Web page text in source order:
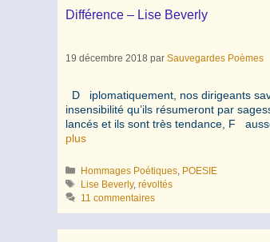
Différence – Lise Beverly
19 décembre 2018 par Sauvegardes Poèmes
D iplomatiquement, nos dirigeants
insensibilité qu’ils résumeront par
lancés et ils sont très tendance, F
plus
Catégories
Hommages Poétiques POESIE
Étiquettes
Lise Beverly,révoltés
11 commentaires